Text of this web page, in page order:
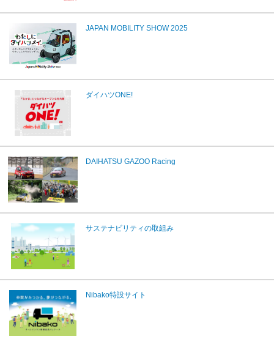
JAPAN MOBILITY SHOW 2025
ダイハツONE!
DAIHATSU GAZOO Racing
サステナビリティの取組み
Nibako特設サイト